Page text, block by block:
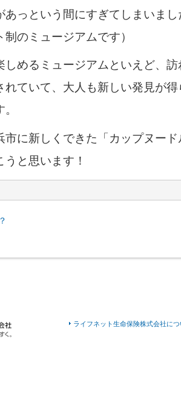
あっという間にすぎてしまいま
のミュージアムです）
しめるミュージアムといえど、
れていて、大人も新しい発見が
市に新しくできた「カップヌー
うと思います！
ライフネット生命保険株式会社に